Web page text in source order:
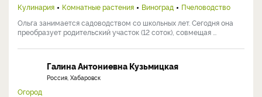
Кулинария
Комнатные растения Виноград
Пчеловодство
Ольга занимается садоводством со школьных лет. Сегодня она
преобразует родительский участок (12 соток), совмещая ...
Галина Антониевна Кузьмицкая
Россия, Хабаровск
Огород